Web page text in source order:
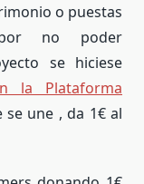
o puestas
no poder
se hiciese
la Plataforma
une , da 1€ al